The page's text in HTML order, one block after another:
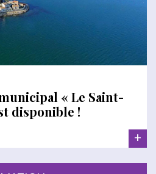
« Le Saint-
disponible !
+